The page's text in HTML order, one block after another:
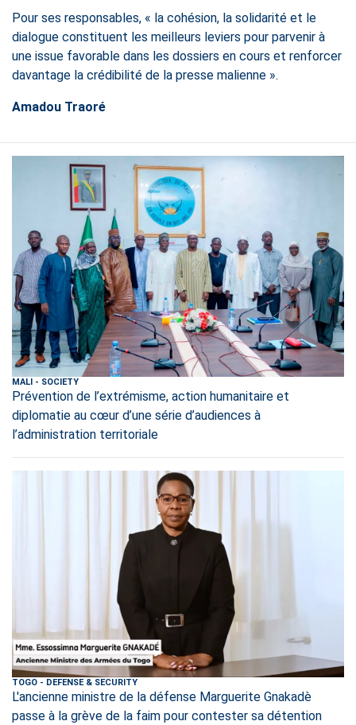
Pour ses responsables, « la cohésion, la solidarité et le
dialogue constituent les meilleurs leviers pour parvenir à
une issue favorable dans les dossiers en cours et renforcer
davantage la crédibilité de la presse malienne ».
Amadou Traoré
MALI - SOCIETY
Prévention de l’extrémisme, action humanitaire et
diplomatie au cœur d’une série d’audiences à
l’administration territoriale
TOGO - DEFENSE & SECURITY
L'ancienne ministre de la défense Marguerite Gnakadè
passe à la grève de la faim pour contester sa détention